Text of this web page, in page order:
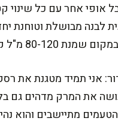
אחר עם כל שינוי
בסוף 200 גרם שעועית לבנה
חלק וטעם עדין ומפתיע.
תמיד מטגנת את רסק
את המרק מדהים גם